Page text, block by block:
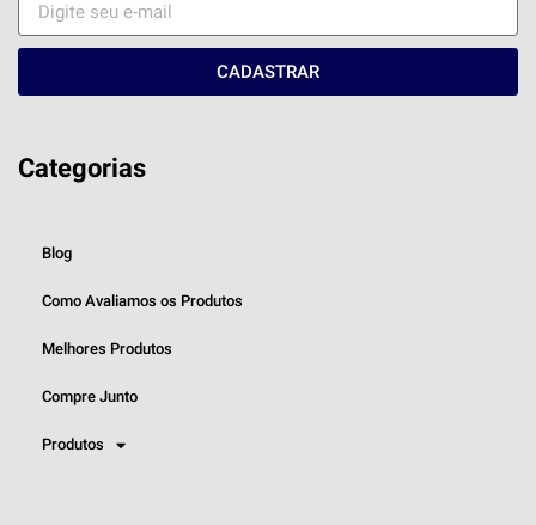
CADASTRAR
Categorias
Blog
Como Avaliamos os Produtos
Melhores Produtos
Compre Junto
Produtos